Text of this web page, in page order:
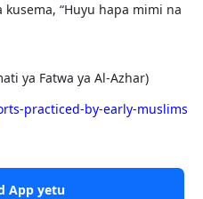
“Huyu hapa mimi na
ya Fatwa ya Al-Azhar)
practiced-by-early-muslims
App yetu